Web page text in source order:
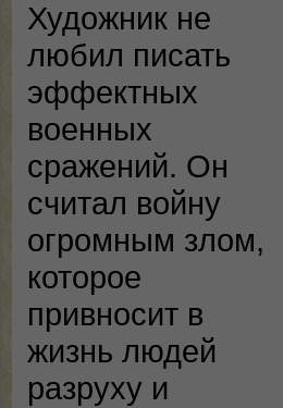
Художник не
любил писать
эффектных
военных
сражений. Он
считал войну
огромным злом,
которое
привносит в
жизнь людей
разруху и